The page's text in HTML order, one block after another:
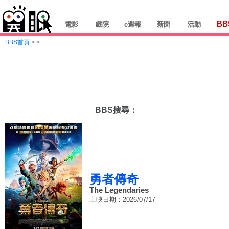
電影 戲院 e週報 新聞 活動
BBS首頁 > >
BBS搜尋：
勇者傳奇
The Legendaries
上映日期：2026/07/17